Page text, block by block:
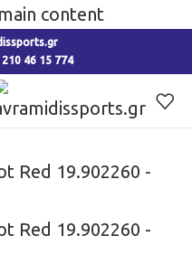
content
210 46 15 774